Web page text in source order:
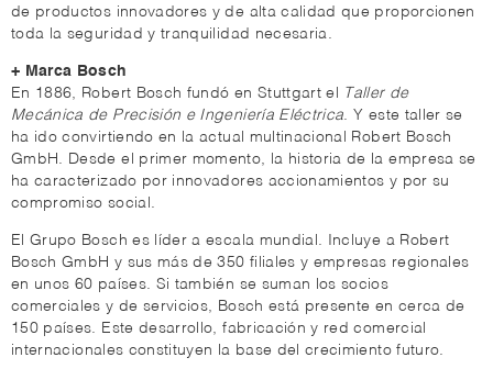
de productos innovadores y de alta calidad que proporcionen
toda la seguridad y tranquilidad necesaria.
+ Marca Bosch
En 1886, Robert Bosch fundó en Stuttgart el
Taller de
Mecánica de Precisión e Ingeniería Eléctrica. Y este taller se
ha ido convirtiendo en la actual multinacional Robert Bosch
GmbH. Desde el primer momento, la historia de la empresa se
ha caracterizado por innovadores accionamientos y por su
compromiso social.
El Grupo Bosch es líder a escala mundial. Incluye a Robert
Bosch GmbH y sus más de 350 filiales y empresas regionales
en unos 60 países. Si también se suman los socios
comerciales y de servicios, Bosch está presente en cerca de
150 países. Este desarrollo, fabricación y red comercial
internacionales constituyen la base del crecimiento futuro.